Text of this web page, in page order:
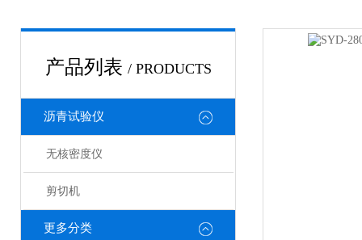
产品列表 / PRODUCTS
沥青试验仪
无核密度仪
剪切机
更多分类